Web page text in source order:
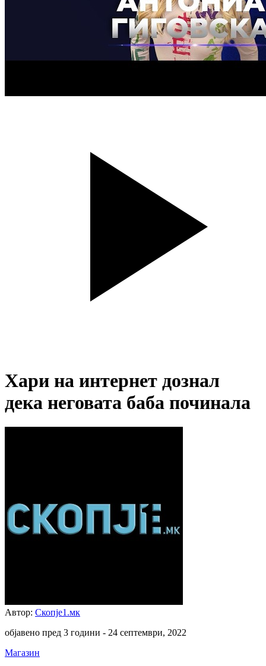
Хари на интернет дознал
дека неговата баба починала
Автор: Скопје1.мк
објавено пред 3 години - 24 септември, 2022
Магазин